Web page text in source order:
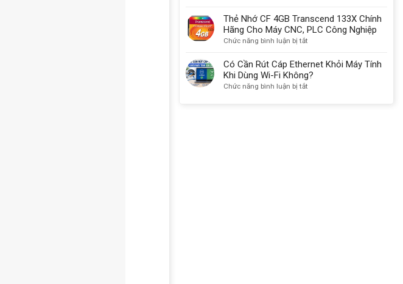
30333
Dùng
PLC,
Máy
Nhớ
CF
Chính
Hãng
Máy
Thẻ Nhớ CF 4GB Transcend 133X Chính
Hãng Cho Máy CNC, PLC Công Nghiệp
Chức năng bình luận bị tắt
Nhớ
CF
Có Cần Rút Cáp Ethernet Khỏi Máy Tính
Khi Dùng Wi-Fi Không?
Chức năng bình luận bị tắt